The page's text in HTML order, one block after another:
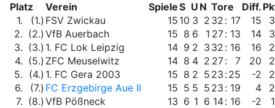
Platz
Verein SpieleS U N Tore Diff.
1.
(1.) FSV Zwickau 15 10 3 2 32 : 17 15
2. (2.) VfB Auerbach 15 8 6 1 27: 13 14
3. (3.) 1. FC Lok Leipzig 14 9 2 3 32 : 16 16
4. (5.) ZFC Meuselwitz 14 8 4 2 27: 7 20
5. (4.) 1. FC Gera 2003 15 8 2 5 23 :25 -2
6.
(7.) FC Erzgebirge Aue II 15 5 5 5 23 : 19 4
7. (8.) VfB Pößneck 13 6 1 6 14: 16 -2